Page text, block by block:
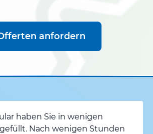
anfordern
haben Sie in wenigen
Nach wenigen Stunden